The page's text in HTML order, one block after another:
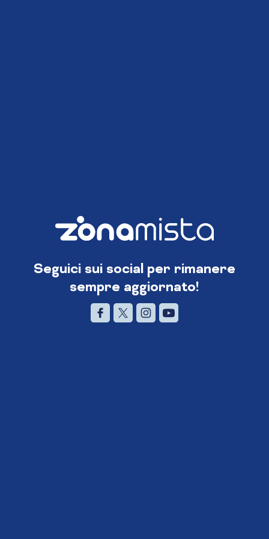
Seguici sui social per rimanere
sempre aggiornato!